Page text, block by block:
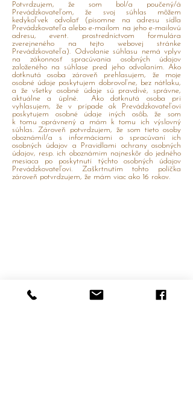
Potvrdzujem, že som bol/a poučený/á
Prevádzkovateľom, že svoj súhlas môžem
kedykoľvek odvolať (písomne na adresu sídla
Prevádzkovateľa alebo e-mailom na jeho e-mailovú
adresu, event. prostredníctvom formulára
zverejneného na tejto webovej stránke
Prevádzkovateľa). Odvolanie súhlasu nemá vplyv
na zákonnosť spracúvania osobných údajov
založeného na súhlase pred jeho odvolaním. Ako
dotknutá osoba zároveň prehlasujem, že moje
osobné údaje poskytujem dobrovoľne, bez nátlaku,
a že všetky osobné údaje sú pravdivé, správne,
aktuálne a úplné. Ako dotknutá osoba pri
vyhlasujem, že v prípade ak Prevádzkovateľovi
poskytujem osobné údaje iných osôb, že som
k tomu oprávnený a mám k tomu ich výslovný
súhlas. Zároveň potvrdzujem, že som tieto osoby
oboznámil/a s informáciami o spracúvaní ich
osobných údajov a Pravidlami ochrany osobných
údajov, resp. ich oboznámim najneskôr do jedného
mesiaca po poskytnutí týchto osobných údajov
Prevádzkovateľovi. Zaškrtnutím tohto políčka
zároveň potvrdzujem, že mám viac ako 16 rokov.
Cenník prepravy